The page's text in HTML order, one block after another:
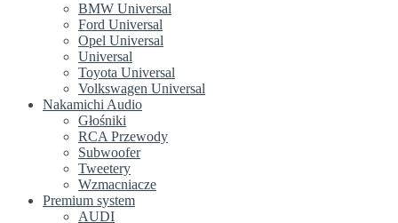
BMW Universal
Ford Universal
Opel Universal
Universal
Toyota Universal
Volkswagen Universal
Nakamichi Audio
Głośniki
RCA Przewody
Subwoofer
Tweetery
Wzmacniacze
Premium system
AUDI